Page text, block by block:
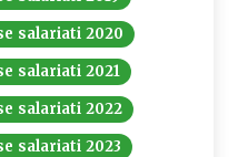
salariati 2020
salariati 2021
salariati 2022
salariati 2023